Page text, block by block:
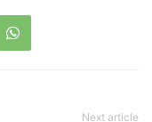
Next article